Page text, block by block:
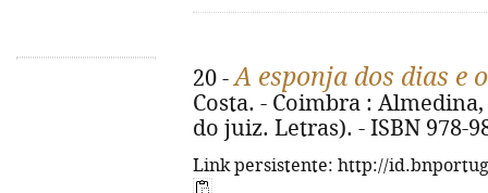
20 -A esponja dos dias e
Costa. - Coimbra : Almedina,
do juiz. Letras). - ISBN 978-
Link persistente: http://